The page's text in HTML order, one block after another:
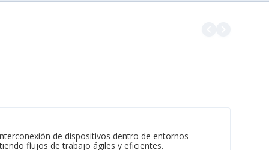
de dispositivos dentro de entornos
flujos de trabajo ágiles y eficientes.